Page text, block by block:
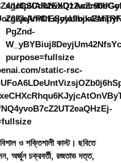
ও শক্তিশালী কাস্ট। ছবিতে
অর্জুন চক্রবর্তী, রজতাভ দত্ত,